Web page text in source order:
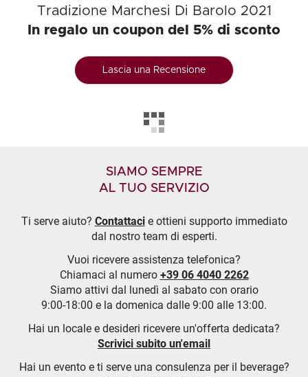
Tradizione Marchesi Di Barolo 2021
In regalo un coupon del 5% di sconto
Lascia una Recensione
SIAMO SEMPRE
AL TUO SERVIZIO
Ti serve aiuto? Contattacie ottieni supporto immediato
dal nostro team di esperti.
Vuoi ricevere assistenza telefonica?
Chiamaci al numero +39 06 4040 2262
Siamo attivi dal lunedì al sabato con orario
9:00-18:00 e la domenica dalle 9:00 alle 13:00.
Hai un locale e desideri ricevere un'offerta dedicata?
Scrivici subito un'email
Hai un evento e ti serve una consulenza per il beverage?